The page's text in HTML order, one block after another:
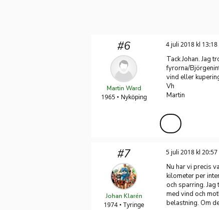
#6
Martin Ward
1965 • Nyköping
4 juli 2018 kl 13:18
Tack Johan. Jag
fyrorna/
vind eller
Vh
Martin
#7
Johan Klarén
1974 • Tyringe
5 juli 2018 kl 20:57
Nu har vi precis
kilometer per
och sparring.
med vind och
belastning. Om